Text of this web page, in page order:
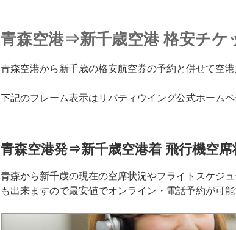
青森空港⇒新千歳空港 格安チケ
青森空港から新千歳の格安航空券の予約と併せて空
下記のフレーム表示はリバティウイング公式ホーム
青森空港発⇒新千歳空港着 飛行機空席
青森から新千歳の現在の空席状況やフライトスケジ
も出来ますので最安値でオンライン・電話予約が可能